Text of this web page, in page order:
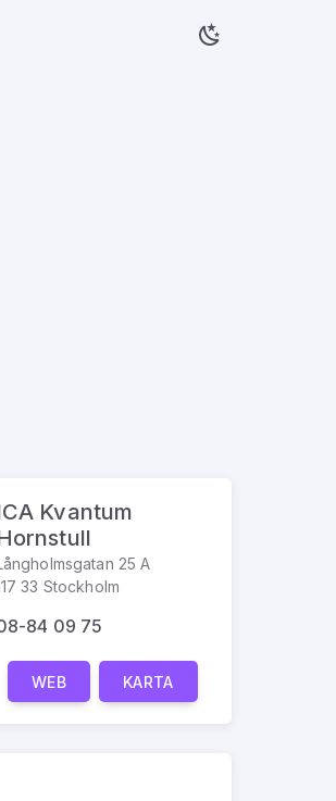
Kvantum
25 A
33 Stockholm
84 09 75
WEB KARTA